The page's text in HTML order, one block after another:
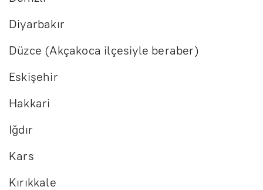
Diyarbakır
Düzce (Akçakoca ilçesiyle beraber)
Eskişehir
Hakkari
Iğdır
Kars
Kırıkkale